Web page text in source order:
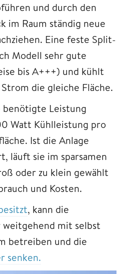
und durch den
im Raum ständig neue
Eine feste Split-
Modell sehr gute
bis A+++) und kühlt
die gleiche Fläche.
benötigte Leistung
Watt Kühlleistung pro
Ist die Anlage
läuft sie im sparsamen
oder zu klein gewählt
und Kosten.
, kann die
weitgehend mit selbst
betreiben und die
senken.